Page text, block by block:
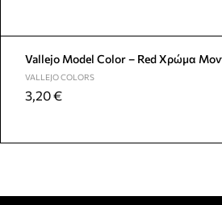
Vallejo Model Color – Red Χρώμα
VALLEJO COLORS
3,20€